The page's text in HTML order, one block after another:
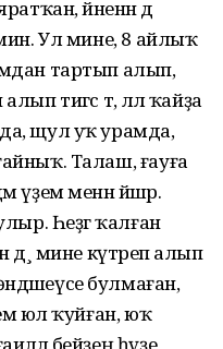
йәненән дә
мин. Ул мине, 8 айлыҡ
тартып алып,
тигәс тә, әллә ҡайҙа
щул уҡ урамда,
Талаш, ғауға
үҙем менән йәшәр.
Һеҙгә ҡалған
дә¸ мине күтәреп алып
булмаған,
юл ҡуйған, юҡ